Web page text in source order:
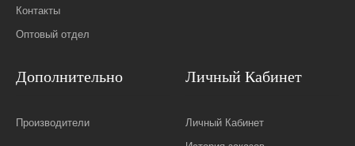
Контакты
Оптовый отдел
Дополнительно
Производители
Личный Кабинет
Личный Кабинет